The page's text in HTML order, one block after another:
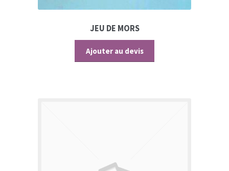
JEU DE MORS
Ajouter au devis